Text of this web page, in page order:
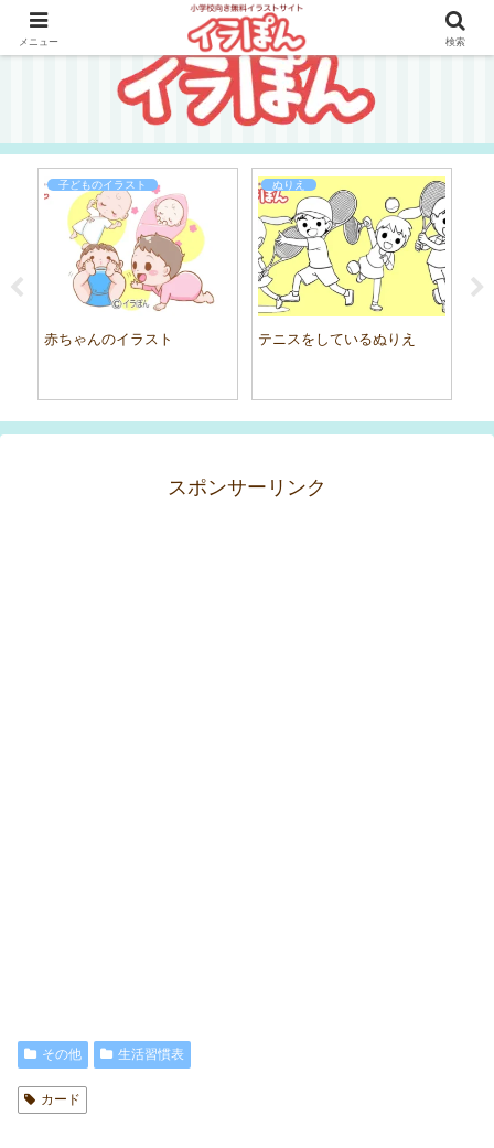
子どものイラスト
赤ちゃんのイラスト
ぬりえ
テニスをしているぬりえ
スポンサーリンク
その他 生活習慣表
カード
メニュー 検索